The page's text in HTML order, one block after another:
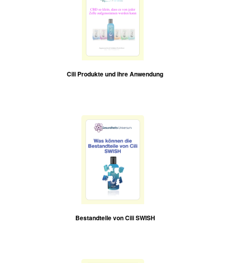
Cili Produkte und ihre Anwendung
Bestandteile von Cili SWISH